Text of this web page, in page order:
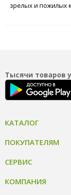
зрелых и пожилых
Тысячи товаров
КАТАЛОГ
ПОКУПАТЕЛЯМ
СЕРВИС
КОМПАНИЯ